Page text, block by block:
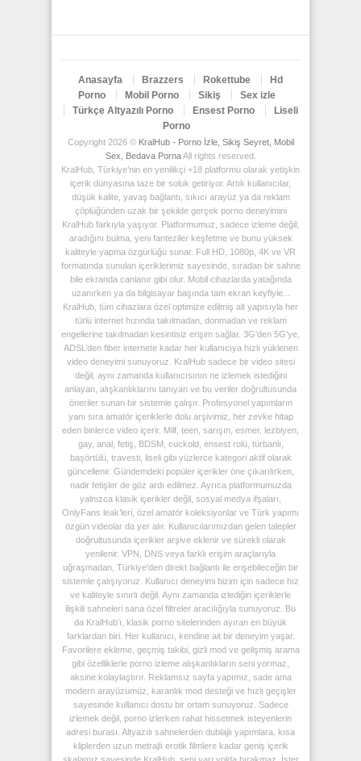
Anasayfa Brazzers Rokettube
Hd
Porno
Mobil Porno Sikiş
Sex izle
Türkçe Altyazılı Porno
Ensest Porno
Liseli
Porno
Copyright 2026 © KralHub - Porno İzle, Sikiş Seyret, Mobil
Sex, Bedava PornaAll rights reserved.
KralHub, Türkiye’nin en yenilikçi +18 platformu olarak yetişkin
içerik dünyasına taze bir soluk getiriyor. Artık kullanıcılar,
düşük kalite, yavaş bağlantı, sıkıcı arayüz ya da reklam
çöplüğünden uzak bir şekilde gerçek porno deneyimini
KralHub farkıyla yaşıyor. Platformumuz, sadece izleme değil;
aradığını bulma, yeni fanteziler keşfetme ve bunu yüksek
kaliteyle yapma özgürlüğü sunar. Full HD, 1080p, 4K ve VR
formatında sunulan içeriklerimiz sayesinde, sıradan bir sahne
bile ekranda canlanır gibi olur. Mobil cihazlarda yatağında
uzanırken ya da bilgisayar başında tam ekran keyfiyle...
KralHub, tüm cihazlara özel optimize edilmiş alt yapısıyla her
türlü internet hızında takılmadan, donmadan ve reklam
engellerine takılmadan kesintisiz erişim sağlar. 3G'den 5G'ye,
ADSL’den fiber internete kadar her kullanıcıya hızlı yüklenen
video deneyimi sunuyoruz. KralHub sadece bir video sitesi
değil, aynı zamanda kullanıcısının ne izlemek istediğini
anlayan, alışkanlıklarını tanıyan ve bu veriler doğrultusunda
öneriler sunan bir sistemle çalışır. Profesyonel yapımların
yanı sıra amatör içeriklerle dolu arşivimiz, her zevke hitap
eden binlerce video içerir. Milf, teen, sarışın, esmer, lezbiyen,
gay, anal, fetiş, BDSM, cuckold, ensest rolü, türbanlı,
başörtülü, travesti, liseli gibi yüzlerce kategori aktif olarak
güncellenir. Gündemdeki popüler içerikler öne çıkarılırken,
nadir fetişler de göz ardı edilmez. Ayrıca platformumuzda
yalnızca klasik içerikler değil, sosyal medya ifşaları,
OnlyFans leak’leri, özel amatör koleksiyonlar ve Türk yapımı
özgün videolar da yer alır. Kullanıcılarımızdan gelen talepler
doğrultusunda içerikler arşive eklenir ve sürekli olarak
yenilenir. VPN, DNS veya farklı erişim araçlarıyla
uğraşmadan, Türkiye'den direkt bağlantı ile erişebileceğin bir
sistemle çalışıyoruz. Kullanıcı deneyimi bizim için sadece hız
ve kaliteyle sınırlı değil. Aynı zamanda izlediğin içeriklerle
ilişkili sahneleri sana özel filtreler aracılığıyla sunuyoruz. Bu
da KralHub’ı, klasik porno sitelerinden ayıran en büyük
farklardan biri. Her kullanıcı, kendine ait bir deneyim yaşar.
Favorilere ekleme, geçmiş takibi, gizli mod ve gelişmiş arama
gibi özelliklerle porno izleme alışkanlıkların seni yormaz,
aksine kolaylaştırır. Reklamsız sayfa yapımız, sade ama
modern arayüzümüz, karanlık mod desteği ve hızlı geçişler
sayesinde kullanıcı dostu bir ortam sunuyoruz. Sadece
izlemek değil, porno izlerken rahat hissetmek isteyenlerin
adresi burası. Altyazılı sahnelerden dublajlı yapımlara, kısa
kliplerden uzun metrajlı erotik filmlere kadar geniş içerik